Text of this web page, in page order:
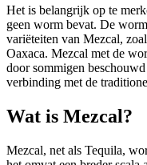
Het is belangrijk op te
geen worm bevat. De
variëteiten van Mezcal,
Oaxaca. Mezcal met de
door sommigen
verbinding met de
Wat is Mezcal?
Mezcal, net als Tequila,